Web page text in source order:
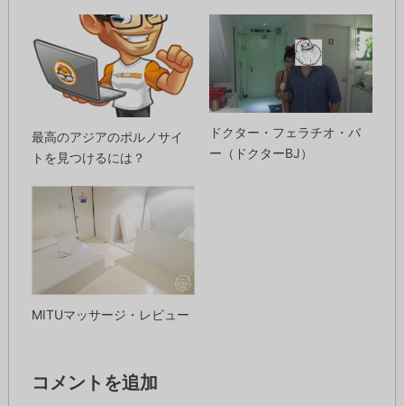
最高のアジアのポルノサイ
トを見つけるには？
ドクター・フェラチオ・バ
ー（ドクターBJ）
MITUマッサージ・レビュー
コメントを追加